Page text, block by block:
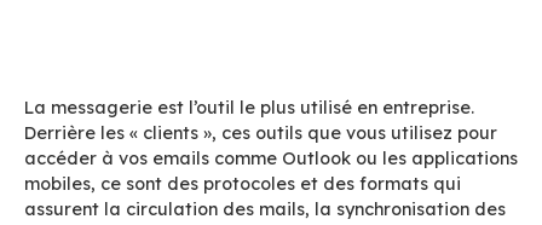
messagerie